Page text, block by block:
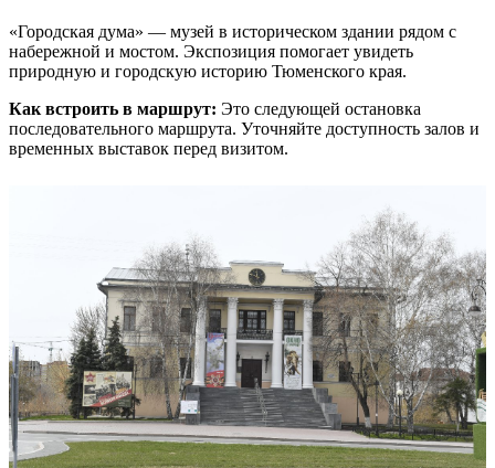
«Городская дума» — музей в историческом здании рядом с
набережной и мостом. Экспозиция помогает увидеть
природную и городскую историю Тюменского края.
Как встроить в маршрут: Это следующей остановка
последовательного маршрута. Уточняйте доступность залов и
временных выставок перед визитом.